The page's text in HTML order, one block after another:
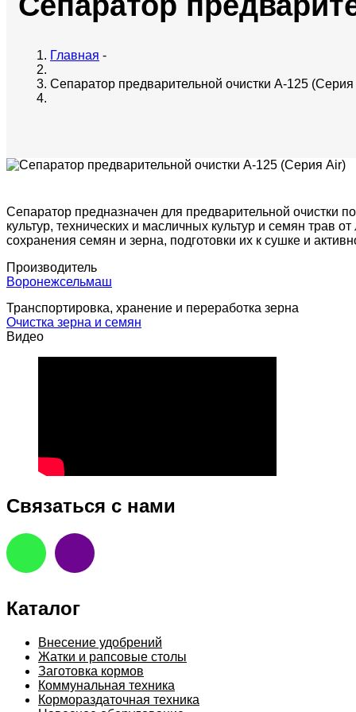
Главная -
Сепаратор предварительной очистки A-125
Сепаратор предназначен для предварительной очистки
культур, технических и масличных культур и семян трав
сохранения семян и зерна, подготовки их к сушке и
Производитель
Воронежсельмаш
Транспортировка, хранение и переработка зерна
Очистка зерна и семян
Видео
Связаться с нами
Каталог
Внесение удобрений
Жатки и рапсовые столы
Заготовка кормов
Коммунальная техника
Кормораздаточная техника